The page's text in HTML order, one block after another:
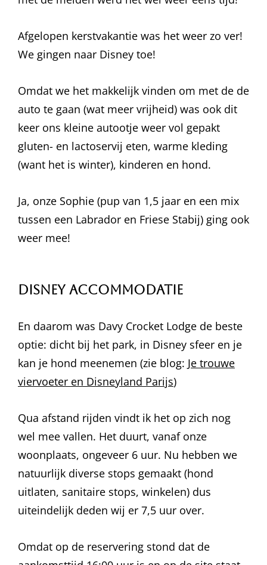
Afgelopen kerstvakantie was het weer zo ver!
We gingen naar Disney toe!
Omdat we het makkelijk vinden om met de de
auto te gaan (wat meer vrijheid) was ook dit
keer ons kleine autootje weer vol gepakt
gluten- en lactoservij eten, warme kleding
(want het is winter), kinderen en hond.
Ja, onze Sophie (pup van 1,5 jaar en een mix
tussen een Labrador en Friese Stabij) ging ook
weer mee!
Disney accommodatie
En daarom was Davy Crocket Lodge de beste
optie: dicht bij het park, in Disney sfeer en je
kan je hond meenemen (zie blog: Je trouwe
viervoeter en Disneyland Parijs)
Qua afstand rijden vindt ik het op zich nog
wel mee vallen. Het duurt, vanaf onze
woonplaats, ongeveer 6 uur. Nu hebben we
natuurlijk diverse stops gemaakt (hond
uitlaten, sanitaire stops, winkelen) dus
uiteindelijk deden wij er 7,5 uur over.
Omdat op de reservering stond dat de